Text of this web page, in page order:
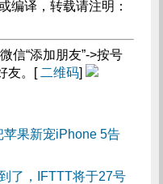
编译，转载请注明：
信“添加朋友”->按号
友。[ 二维码]
果新宠iPhone 5告
了，IFTTT将于27号